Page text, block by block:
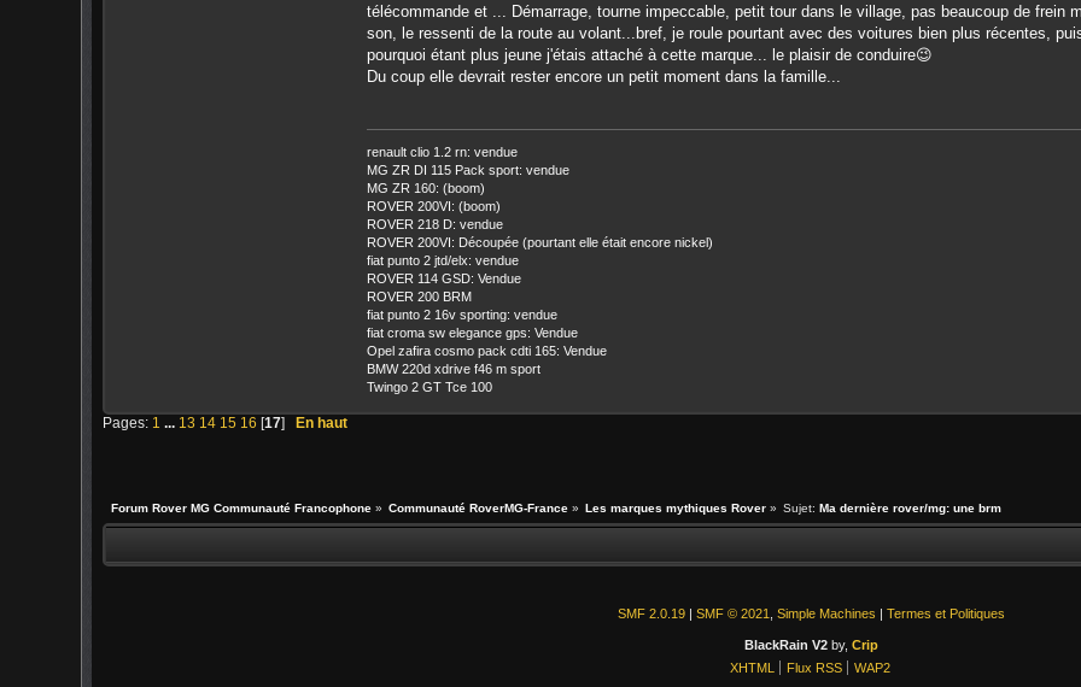
télécommande et ... Démarrage, tourne impeccable, petit tour dans le village, pas beaucoup de
son, le ressenti de la route au volant...bref, je roule pourtant avec des voitures bien plus récentes,
pourquoi étant plus jeune j'étais attaché à cette marque... le plaisir de conduire😉
Du coup elle devrait rester encore un petit moment dans la famille...
renault clio 1.2 rn: vendue
MG ZR DI 115 Pack sport: vendue
MG ZR 160: (boom)
ROVER 200VI: (boom)
ROVER 218 D: vendue
ROVER 200VI: Découpée (pourtant elle était encore nickel)
fiat punto 2 jtd/elx: vendue
ROVER 114 GSD: Vendue
ROVER 200 BRM
fiat punto 2 16v sporting: vendue
fiat croma sw elegance gps: Vendue
Opel zafira cosmo pack cdti 165: Vendue
BMW 220d xdrive f46 m sport
Twingo 2 GT Tce 100
Pages: 1 ... 13 14 15 16 [17]En haut
Forum Rover MG Communauté Francophone» Communauté RoverMG-France» Les marques mythiques Rover» Sujet:Ma dernière rover/mg: une brm
SMF 2.0.19| SMF © 2021 Simple Machines Termes et Politiques
BlackRain V2by, Crip
XHTML
Flux RSS WAP2